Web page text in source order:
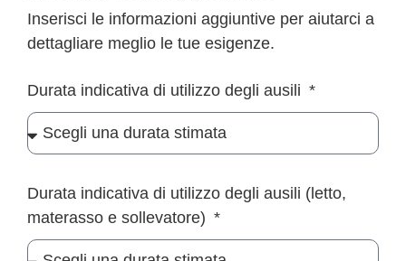
Inserisci le informazioni aggiuntive per aiutarci a
dettagliare meglio le tue esigenze.
Durata indicativa di utilizzo degli ausili
Durata indicativa di utilizzo degli ausili (letto,
materasso e sollevatore)